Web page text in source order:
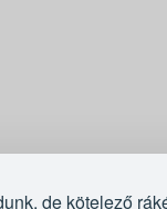
de kötelező